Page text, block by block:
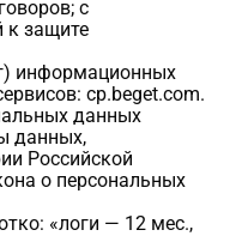
с
к защите
информационных
cp.beget.com.
данных
данных,
Российской
о персональных
«логи — 12 мес.,